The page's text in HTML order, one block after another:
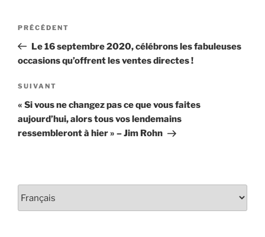
Navigation
l'article
Article
précédent
PRÉCÉDENT
Le 16 septembre 2020, célébrons les fabuleuses
occasions qu’offrent les ventes directes !
Article
suivant
SUIVANT
« Si vous ne changez pas ce que vous faites
aujourd’hui, alors tous vos lendemains
ressembleront à hier » – Jim Rohn